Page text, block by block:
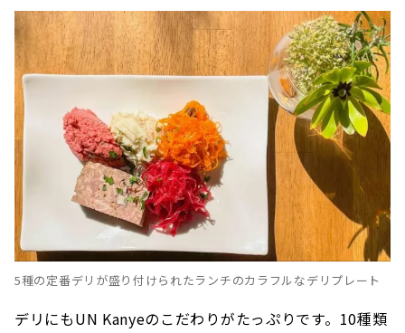
5種の定番デリが盛り付けられたランチのカラフルなデリプレート
デリにもUN Kanyeのこだわりがたっぷりです。10種類